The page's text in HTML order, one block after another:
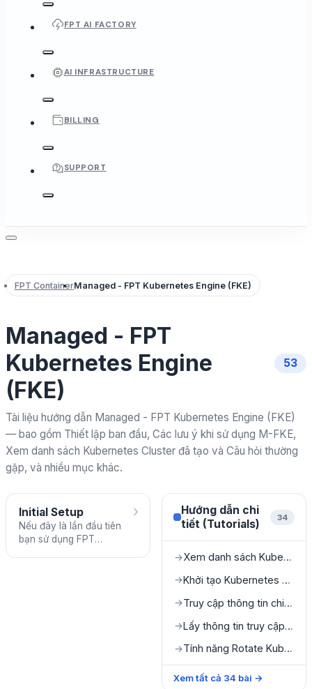
FPT AI FACTORY
AI INFRASTRUCTURE
BILLING
SUPPORT
FPT ContainerManaged - FPT Kubernetes Engine (FKE)
Managed - FPT
Kubernetes Engine
(FKE)
53
Tài liệu hướng dẫn Managed - FPT Kubernetes Engine (FKE)
— bao gồm Thiết lập ban đầu, Các lưu ý khi sử dụng M-FKE,
Xem danh sách Kubernetes Cluster đã tạo và Câu hỏi thường
gặp, và nhiều mục khác.
Initial Setup
Nếu đây là lần đầu tiên
bạn sử dụng FPT
›
Hướng dẫn chi
tiết (Tutorials)
34
→ Xem danh sách Kubernetes Cluster đã tạo
→ Khởi tạo Kubernetes Cluster mới
→ Truy cập thông tin chi tiết của Cluster
→ Lấy thông tin truy cập Cluster
→ Tính năng Rotate Kubeconfig
Xem tất cả 34 bài →